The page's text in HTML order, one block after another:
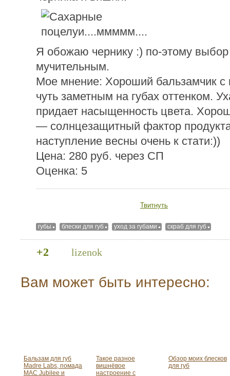
Я обожаю чернику :) по-этому
мучительным.
Мое мнение: Хороший бальзамчик с
чуть заметным на губах оттенком.
придает насыщенность цвета.
— солнцезащитный фактор
наступление весны очень к стати:))
Цена: 280 руб. через СП
Оценка: 5
Твитнуть
губы блески для губ уход за губами скраб для губ
+2 lizenok
Вам может быть интересно:
Бальзам для губ
Madre Labs, помада
MAC Jubilee и
Такое разное
вишнёвое
настроение с
Обзор моих блесков
для губ